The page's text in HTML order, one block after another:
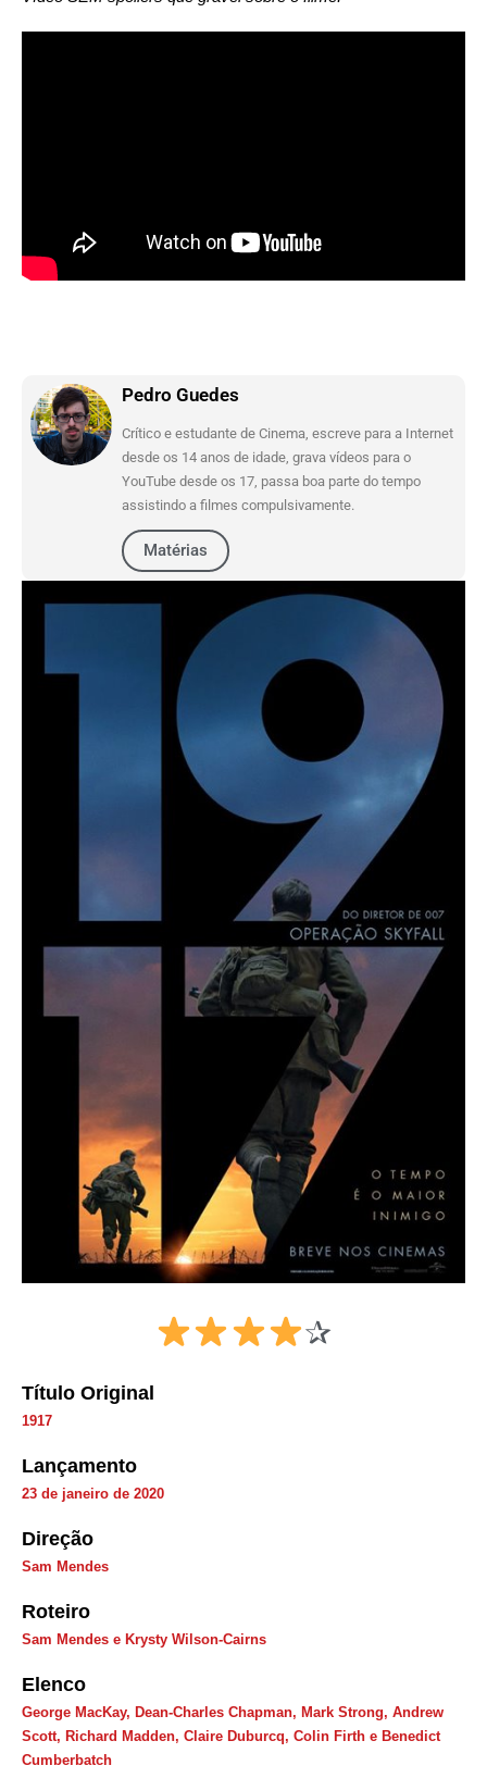
✰
Título Original
1917
Lançamento
23 de janeiro de 2020
Direção
Sam Mendes
Roteiro
Sam Mendes e Krysty Wilson-Cairns
Elenco
George MacKay, Dean-Charles Chapman, Mark Strong, Andrew
Scott, Richard Madden, Claire Duburcq, Colin Firth e Benedict
Cumberbatch
Pedro Guedes
Crítico e estudante de Cinema, escreve para a Internet
desde os 14 anos de idade, grava vídeos para o
YouTube desde os 17, passa boa parte do tempo
assistindo a filmes compulsivamente.
Matérias